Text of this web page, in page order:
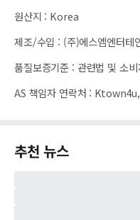
원산지 : Korea
제조/수입 : (주)에스엠엔터
품질보증기준 : 관련법 및 소
AS 책임자 연락처 :
추천 뉴스